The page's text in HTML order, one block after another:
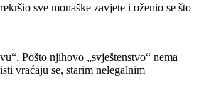
sve monaške zavjete i oženio se što
Pošto njihovo „svještenstvo“ nema
vraćaju se, starim nelegalnim